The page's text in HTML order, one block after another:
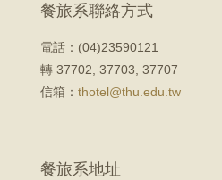
餐旅系聯絡方式
電話：(04)23590121
轉 37702, 37703, 37707
信箱： thotel@thu.edu.tw
餐旅系地址